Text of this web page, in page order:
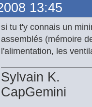
13:45
si tu t'y connais un
assemblés (mémoire
l'alimentation, les
Sylvain K.
CapGemini